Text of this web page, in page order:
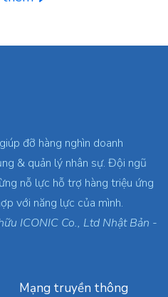
đỡ hàng nghìn doanh
& quản lý nhân sự. Đội ngũ
nỗ lực hỗ trợ hàng triệu ứng
với năng lực của mình.
ICONIC Co., Ltd Nhật Bản -
Mạng truyền thông